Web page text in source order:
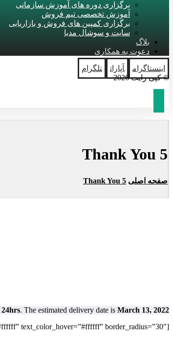
برگزاری دوره های آموزش سازمانی
آموزش تخصصی تیم فروش
برگزاری کمپین های فروش و بازاریابی
سایت و سوشال مدیا
بلاگ
دعوت به همکاری
اینستاگرام آپارات
تلگرام
© کپی رایت 2026
Thank You 5
صفحه اصلی Thank You 5
24hrs. The estimated delivery date is March 13, 2022
[yith_ctpw_pdf_button bkg_color=”#4e5279″ bkg_color_hover=”#dd9933″ text_color=”#ffffff” text_color_hover=”#ffffff” border_radius=”30″]